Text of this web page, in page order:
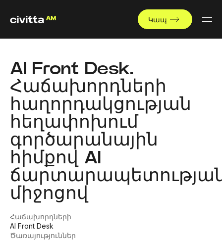
Կապ
AI Front Desk.
Հաճախորդների
հաղորդակցության
հեղափոխում
գործարանային
հիմքով AI
միջոցով
Հաճախորդների
AI Front Desk
Ծառայություններ